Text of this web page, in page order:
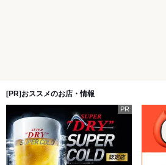
[PR]おススメのお店・情報
PR